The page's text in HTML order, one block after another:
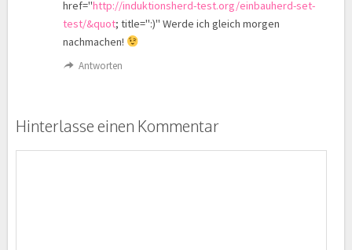
href="http://induktionsherd-test.org/einbauherd-set-
test/&quot; title=":)" Werde ich gleich morgen
nachmachen!
Antworten
Hinterlasse einen Kommentar